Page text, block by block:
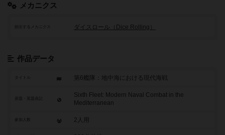
メカニクス
頻出するメカニクス ダイスロール（Dice Rolling）
作品データ
タイトル 第6艦隊：地中海における現代海戦
Sixth Fleet: Modern Naval Combat in the
Mediterranean
参加人数 2人用